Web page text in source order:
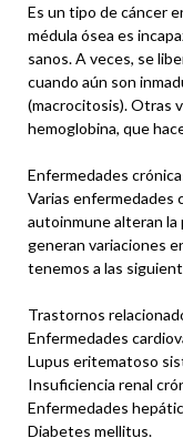
Es un tipo de cáncer
médula ósea es
sanos. A veces, se
cuando aún son
(macrocitosis). Otras
hemoglobina, que
Enfermedades
Varias enfermedades
autoinmune alteran la
generan variaciones
tenemos a las
Trastornos
Enfermedades
Lupus eritematoso
Insuficiencia renal
Enfermedades
Diabetes mellitus.